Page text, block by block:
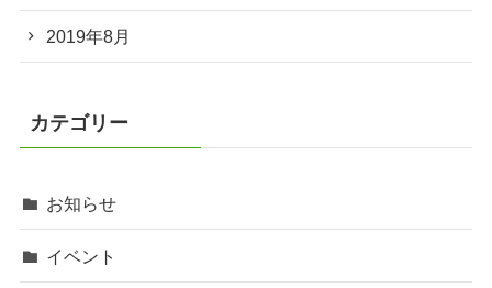
2019年8月
カテゴリー
お知らせ
イベント